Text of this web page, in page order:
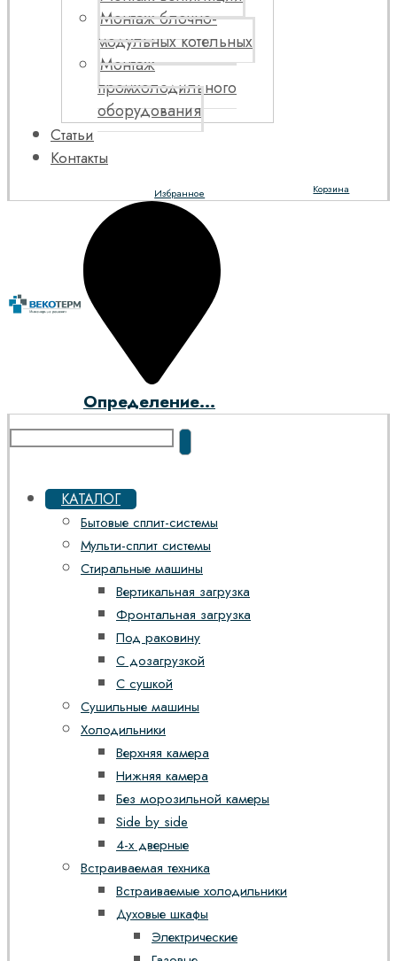
Монтаж блочно-
модульных котельных
Монтаж
промхолодильного
оборудования
Статьи
Контакты
Корзина
Избранное
Определение...
КАТАЛОГ
Бытовые сплит-системы
Мульти-сплит системы
Стиральные машины
Вертикальная загрузка
Фронтальная загрузка
Под раковину
С дозагрузкой
С сушкой
Сушильные машины
Холодильники
Верхняя камера
Нижняя камера
Без морозильной камеры
Side by side
4-х дверные
Встраиваемая техника
Встраиваемые холодильники
Духовые шкафы
Электрические